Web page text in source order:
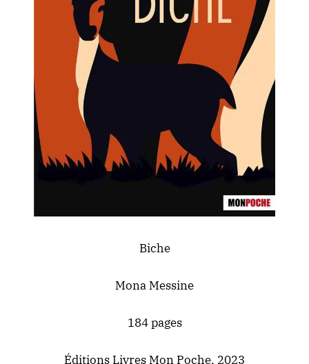
Biche
Mona Messine
184 pages
Éditions Livres Mon Poche, 2023